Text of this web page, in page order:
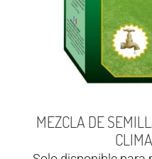
MEZCLA DE